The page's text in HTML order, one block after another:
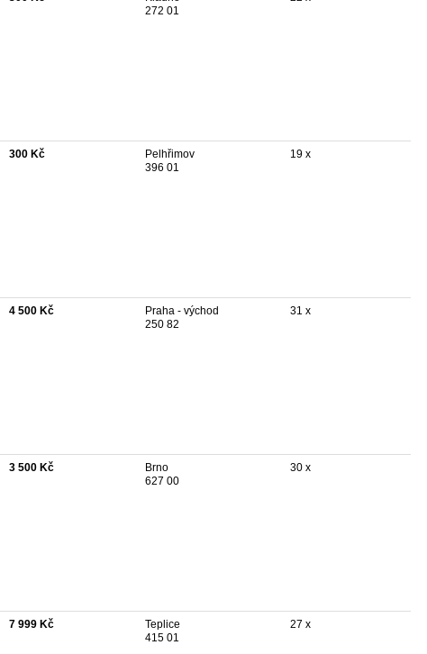
272 01
300 Kč
Pelhřimov
396 01
19 x
4 500 Kč
Praha - východ
250 82
31 x
3 500 Kč
Brno
627 00
30 x
7 999 Kč
Teplice
415 01
27 x